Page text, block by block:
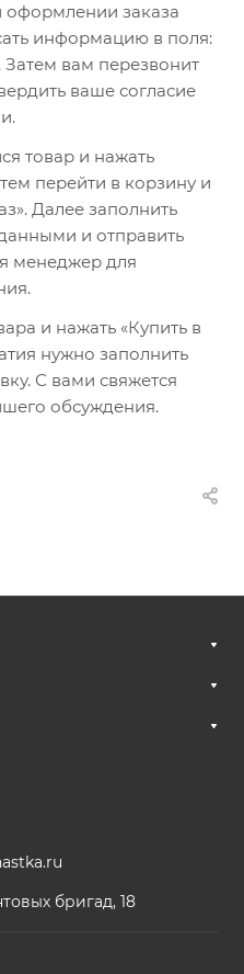
оформлении заказа
информацию в поля:
вам перезвонит
ваше согласие
товар и нажать
перейти в корзину и
Далее заполнить
и отправить
менеджер для
и нажать «Купить в
нужно заполнить
С вами свяжется
обсуждения.
бригад, 18